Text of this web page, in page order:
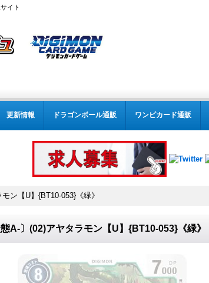
イト
更新情報 ドラゴンボール通販 ワンピカード通販
ン【U】{BT10-053}《緑》
A-〕(02)アヤタラモン【U】{BT10-053}《緑》